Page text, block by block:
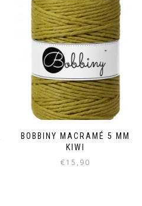
BOBBINY MACRAMÉ 5 MM
KIWI
€15,90